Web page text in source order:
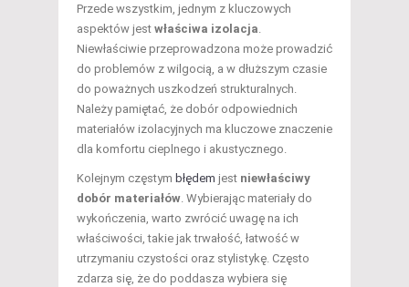
Przede wszystkim, jednym z kluczowych
aspektów jest właściwa izolacja.
Niewłaściwie przeprowadzona może prowadzić
do problemów z wilgocią, a w dłuższym czasie
do poważnych uszkodzeń strukturalnych.
Należy pamiętać, że dobór odpowiednich
materiałów izolacyjnych ma kluczowe znaczenie
dla komfortu cieplnego i akustycznego.
Kolejnym częstym błędem jest niewłaściwy
dobór materiałów. Wybierając materiały do
wykończenia, warto zwrócić uwagę na ich
właściwości, takie jak trwałość, łatwość w
utrzymaniu czystości oraz stylistykę. Często
zdarza się, że do poddasza wybiera się